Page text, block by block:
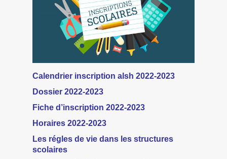
Calendrier inscription alsh 2022-2023
Dossier 2022-2023
Fiche d’inscription 2022-2023
Horaires 2022-2023
Les régles de vie dans les structures
scolaires